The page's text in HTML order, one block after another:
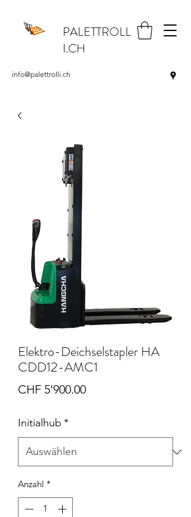
PALETTROLL
I.CH
info@palettrolli.ch
Elektro-Deichselstapler HA
CDD12-AMC1
CHF 5'900.00Preis
Initialhub *
Anzahl *